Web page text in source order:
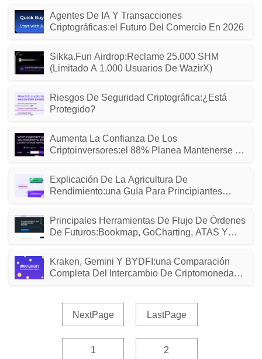
Agentes De IA Y Transacciones
Criptográficas:el Futuro Del Comercio En 2026
Sikka.fun Airdrop:Reclame 25.000 SHM
(limitado A 1.000 Usuarios De WazirX)
Riesgos De Seguridad Criptográfica:¿está
Protegido?
Aumenta La Confianza De Los
Criptoinversores:el 88% Planea Mantenerse En
Explicación De La Agricultura De
Rendimiento:una Guía Para Principiantes
Principales Herramientas De Flujo De Órdenes
De Futuros:Bookmap, GoCharting, ATAS Y
Kraken, Gemini Y BYDFI:una Comparación
Completa Del Intercambio De Criptomonedas
NextPage LastPage
1 2